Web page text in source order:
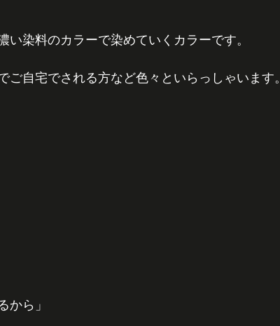
染料のカラーで染めていくカラーです。
自宅でされる方など色々といらっしゃいます。
から」